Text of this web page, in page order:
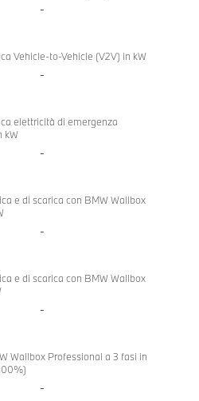
-
Vehicle-to-Vehicle (V2V) in kW
-
elettricità di emergenza
kW
-
e di scarica con BMW Wallbox
-
e di scarica con BMW Wallbox
-
Wallbox Professional a 3 fasi in
-